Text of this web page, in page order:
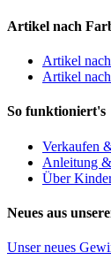
Artikel nach
Artikel
Artikel
So funktioniert's
Verkaufen
Anleitung
Über
Neues aus
Unser neues